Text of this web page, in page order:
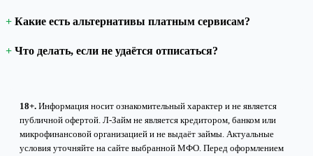
Какие есть альтернативы платным сервисам?
Что делать, если не удаётся отписаться?
18+. Информация носит ознакомительный характер и не является
публичной офертой. Л-Займ не является кредитором, банком или
микрофинансовой организацией и не выдаёт займы. Актуальные
условия уточняйте на сайте выбранной МФО. Перед оформлением